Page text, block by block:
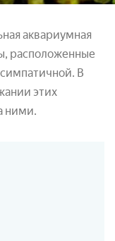
аквариумная
расположенные
В
этих
ними.